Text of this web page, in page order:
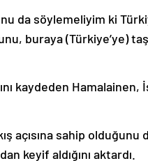
da söylemeliyim ki
buraya (Türkiye’ye)
kaydeden Hamalainen,
açısına sahip
keyif aldığını aktardı.